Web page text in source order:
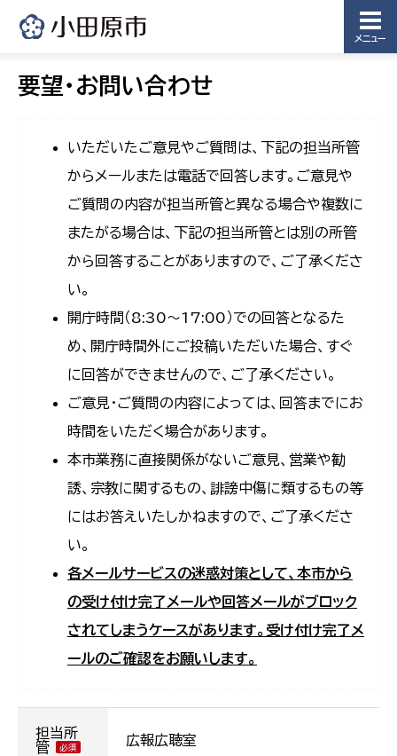
メニュー
要望・お問い合わせ
いただいたご意見やご質問は、下記の担当所管
からメールまたは電話で回答します。ご意見や
ご質問の内容が担当所管と異なる場合や複数に
またがる場合は、下記の担当所管とは別の所管
から回答することがありますので、ご了承くださ
い。
開庁時間（8:30〜17:00）での回答となるた
め、開庁時間外にご投稿いただいた場合、すぐ
に回答ができませんので、ご了承ください。
ご意見・ご質問の内容によっては、回答までにお
時間をいただく場合があります。
本市業務に直接関係がないご意見、営業や勧
誘、宗教に関するもの、誹謗中傷に類するもの等
にはお答えいたしかねますので、ご了承くださ
い。
各メールサービスの迷惑対策として、本市から
の受け付け完了メールや回答メールがブロック
されてしまうケースがあります。受け付け完了メ
ールのご確認をお願いします。
担当所
管
広報広聴室